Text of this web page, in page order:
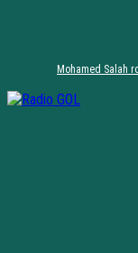
Mohamed Salah